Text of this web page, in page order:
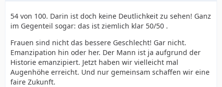
54 von 100. Darin ist doch keine Deutlichkeit zu sehen! Ganz
im Gegenteil sogar: das ist ziemlich klar 50/50 .
Frauen sind nicht das bessere Geschlecht! Gar nicht.
Emanzipation hin oder her. Der Mann ist ja aufgrund der
Historie emanzipiert. Jetzt haben wir vielleicht mal
Augenhöhe erreicht. Und nur gemeinsam schaffen wir eine
faire Zukunft.